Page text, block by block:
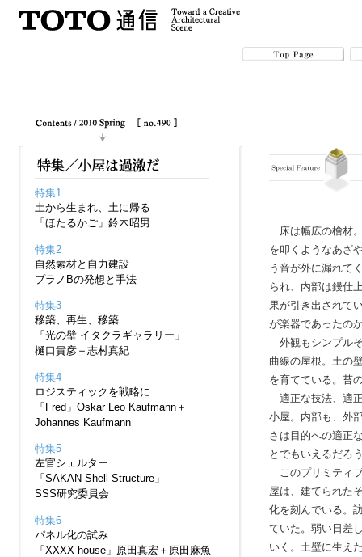
特集1
土から生まれ、土に帰る
「ほたるかご」鈴木昭男
特集2
自然素材と自力建設
プラノBの発想と手法
特集3
移築、再生、移築
「光の壁 イタクラギャラリー」
樋口貴彦＋志村真紀
特集4
ロジスティックを戦略に
「Fred」Oskar Leo Kaufmann＋
Johannes Kaufmann
特集5
左官シェルター
「SAKAN Shell Structure」
SSS研究委員会
特集6
パネル化の試み
「XXXX house」原田真宏＋原田麻魚
床は幅広の檜材
を叩くようなあざ
う音が外に漏れて
られ、内部は鏝仕
果が引き出されて
が楽器であったの
外観もシンプル
曲線の屋根。土の
を育てている。苔
適正な技法、適
小屋。内部も、外
さは目的への適正
とでもいえるだろ
このプリミティ
屋は、建てられた
化を刻んでいる。
ていた。弱い日差
いく。土壁に生え